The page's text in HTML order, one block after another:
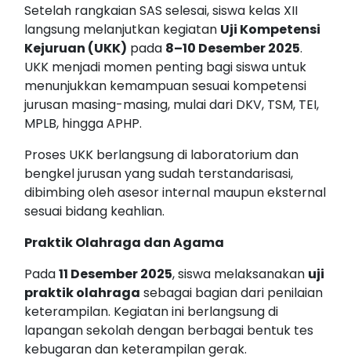
Setelah rangkaian SAS selesai, siswa kelas XII
langsung melanjutkan kegiatan Uji Kompetensi
Kejuruan (UKK) pada 8–10 Desember 2025.
UKK menjadi momen penting bagi siswa untuk
menunjukkan kemampuan sesuai kompetensi
jurusan masing-masing, mulai dari DKV, TSM, TEI,
MPLB, hingga APHP.
Proses UKK berlangsung di laboratorium dan
bengkel jurusan yang sudah terstandarisasi,
dibimbing oleh asesor internal maupun eksternal
sesuai bidang keahlian.
Praktik Olahraga dan Agama
Pada11 Desember 2025, siswa melaksanakan uji
praktik olahraga sebagai bagian dari penilaian
keterampilan. Kegiatan ini berlangsung di
lapangan sekolah dengan berbagai bentuk tes
kebugaran dan keterampilan gerak.